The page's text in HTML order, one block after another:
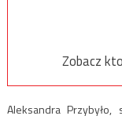
Zobacz
Aleksandra